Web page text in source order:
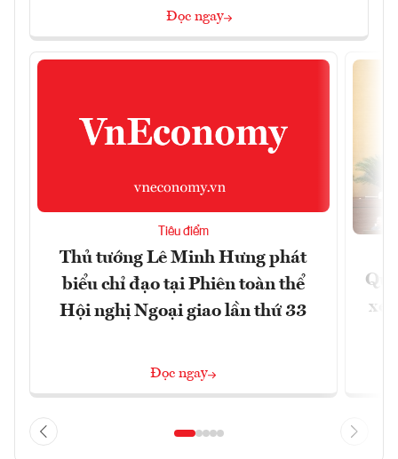
Đọc ngay
Tiêu điểm
Thủ tướng Lê Minh Hưng phát
biểu chỉ đạo tại Phiên toàn thể
Hội nghị Ngoại giao lần thứ 33
Đọc ngay